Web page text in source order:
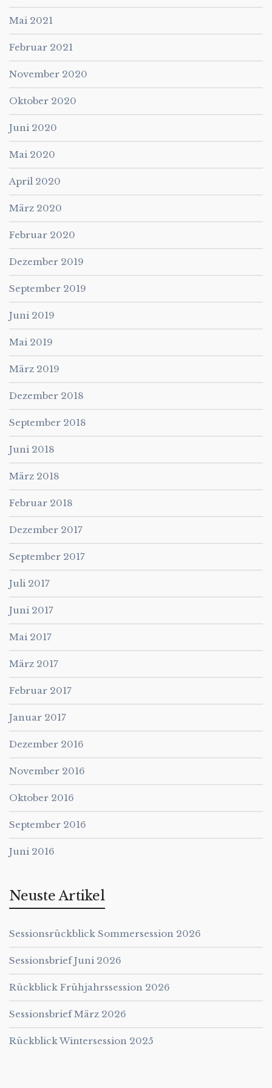
Mai 2021
Februar 2021
November 2020
Oktober 2020
Juni 2020
Mai 2020
April 2020
März 2020
Februar 2020
Dezember 2019
September 2019
Juni 2019
Mai 2019
März 2019
Dezember 2018
September 2018
Juni 2018
März 2018
Februar 2018
Dezember 2017
September 2017
Juli 2017
Juni 2017
Mai 2017
März 2017
Februar 2017
Januar 2017
Dezember 2016
November 2016
Oktober 2016
September 2016
Juni 2016
Neuste Artikel
Sessionsrückblick Sommersession 2026
Sessionsbrief Juni 2026
Rückblick Frühjahrssession 2026
Sessionsbrief März 2026
Rückblick Wintersession 2025